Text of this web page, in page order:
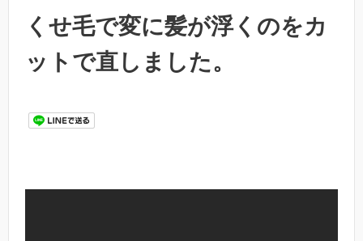
くせ毛で変に髪が浮くのをカ
ットで直しました。